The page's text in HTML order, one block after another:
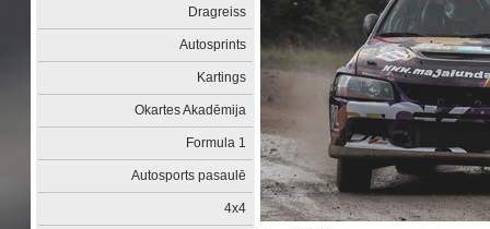
Dragreiss
Autosprints
Kartings
Okartes Akadēmija
Formula 1
Autosports pasaulē
4x4